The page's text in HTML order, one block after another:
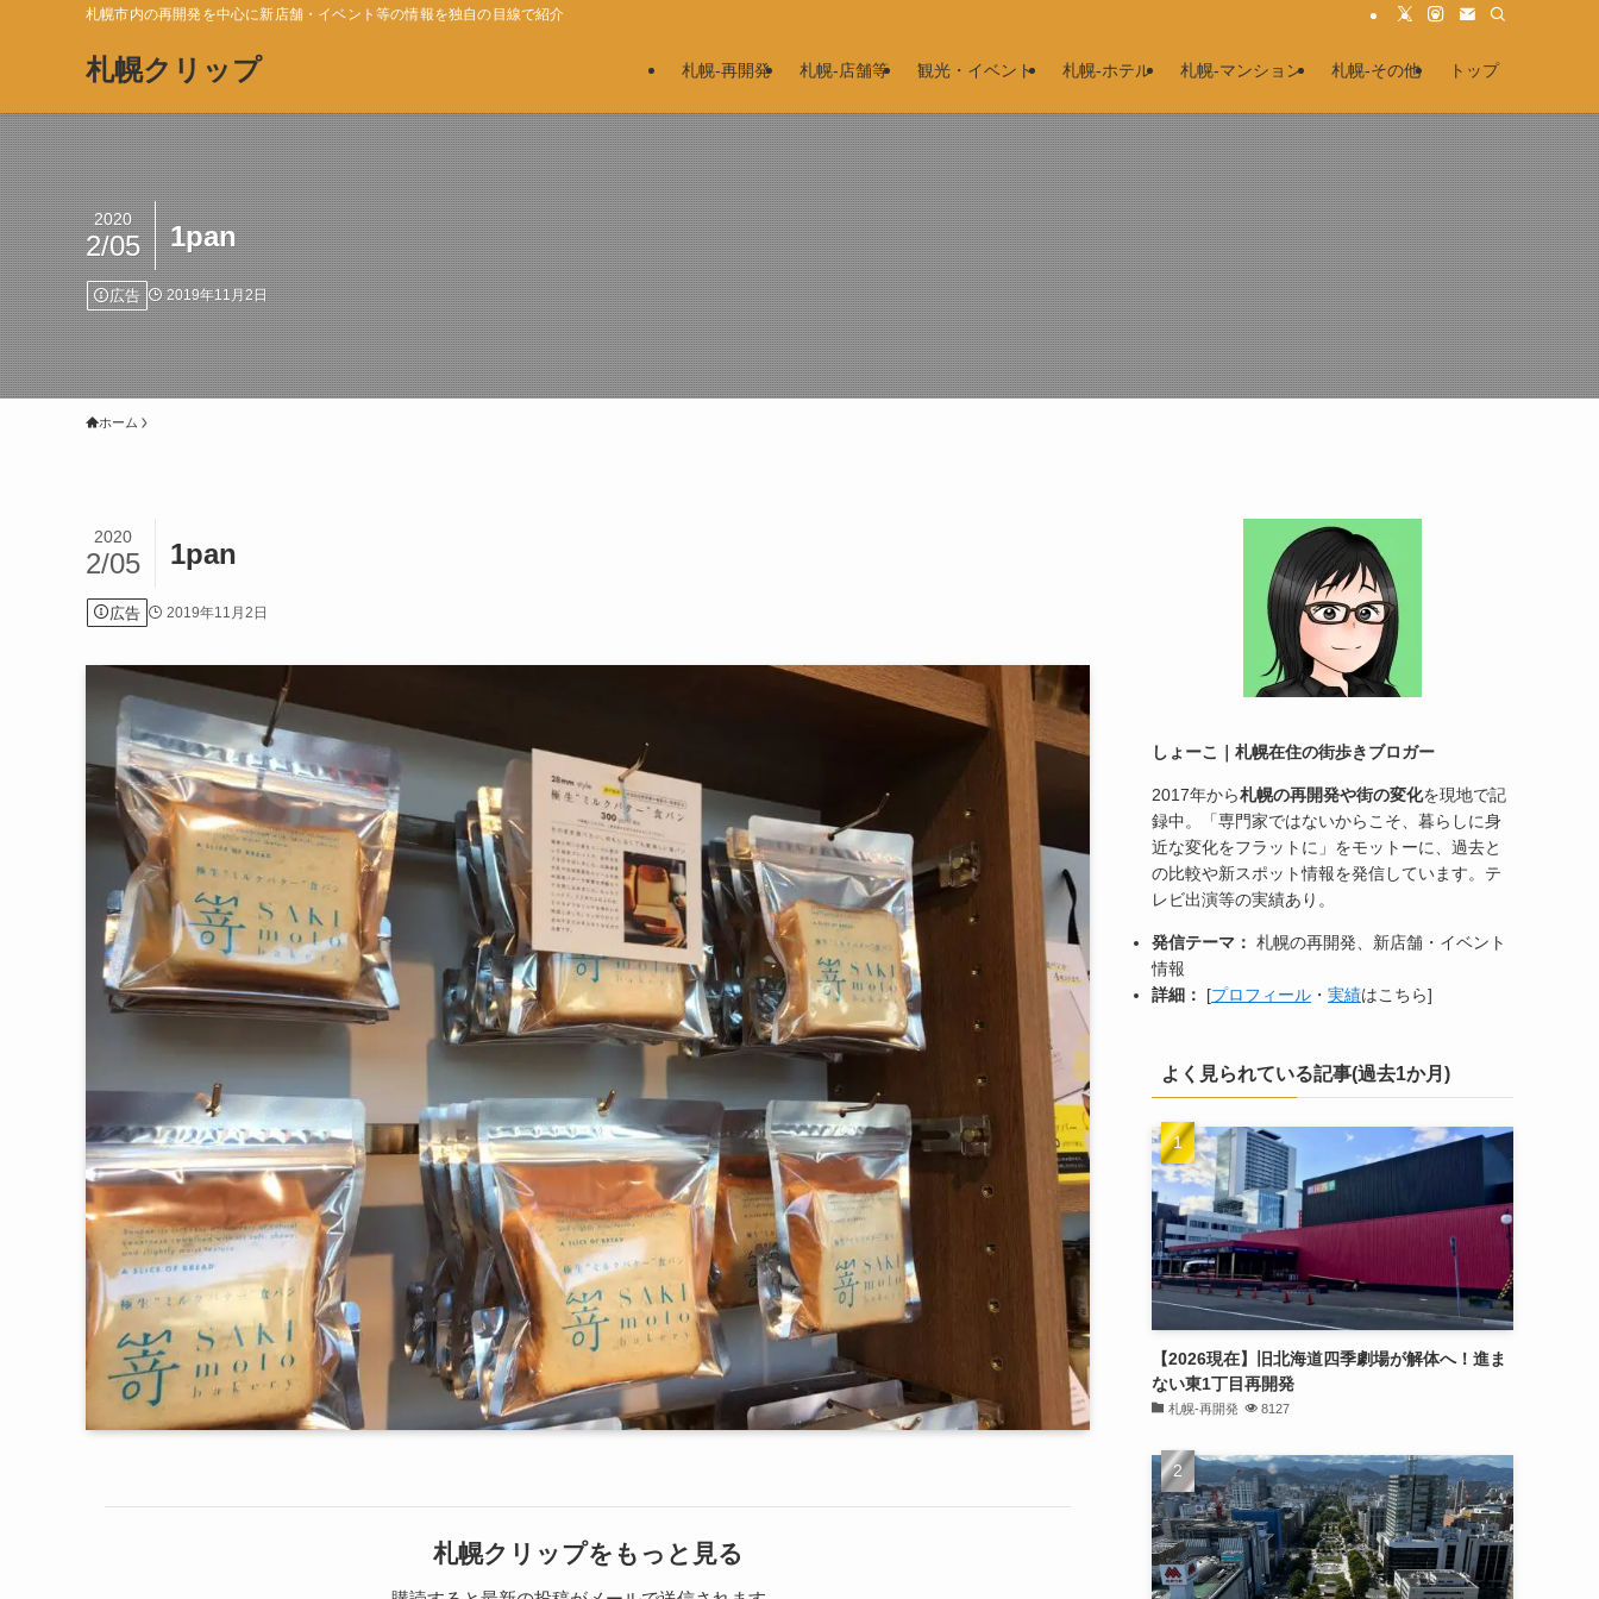
札幌市内の再開発を中心に新店舗・イベント等の情報を独自の目線で紹介
札幌クリップ 札幌-再開発 札幌-店舗等 観光・イベント 札幌-ホテル 札幌-マンション 札幌-その他 トップ
1pan
2020
2/05
広告 2019年11月2日
ホーム
1pan
2020
2/05
広告 2019年11月2日
札幌クリップをもっと見る
しょーこ｜札幌在住の街歩きブロガー
2017年から札幌の再開発や街の変化を現地で記
録中。「専門家ではないからこそ、暮らしに身
近な変化をフラットに」をモットーに、過去と
の比較や新スポット情報を発信しています。テ
レビ出演等の実績あり。
発信テーマ： 札幌の再開発、新店舗・イベント
情報
詳細：
[プロフィール ・ 実績はこちら]
よく見られている記事(過去1か月)
【2026現在】旧北海道四季劇場が解体へ！進ま
ない東1丁目再開発
札幌-再開発 8127